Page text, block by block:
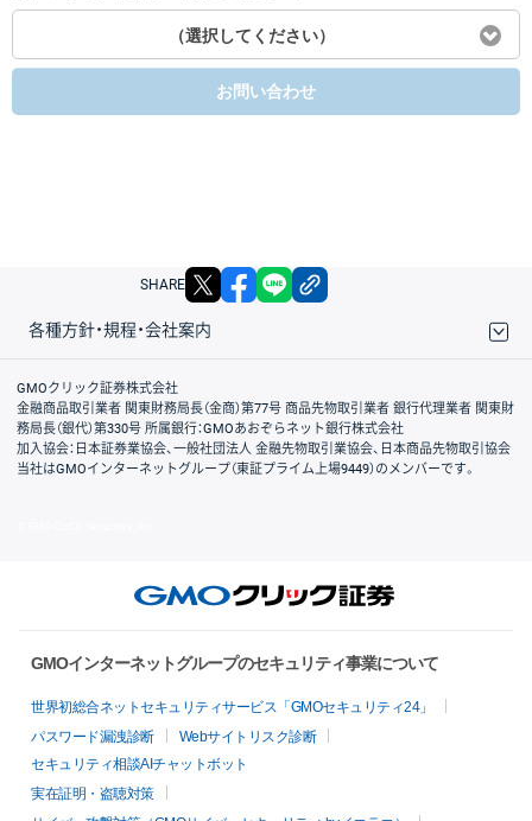
（選択してください）
お問い合わせ
SHARE X facebook
各種方針・規程・会社案内
取引規程・約款
サイトマップ
その他のご案内
個人情報保護方針
最良執行方針
サイトのご利用について
ディスクレイマー
信託保全
リスク説明
会社案内
GMOクリック証券株式会社
金融商品取引業者 関東財務局長（金商）第77号 商品先物取引業者 銀行代理業者 関東財
務局長（銀代）第330号 所属銀行：GMOあおぞらネット銀行株式会社
加入協会：日本証券業協会、一般社団法人 金融先物取引業協会、日本商品先物取引協会
当社はGMOインターネットグループ（東証プライム上場9449）のメンバーです。
GMOインターネットグループのセキュリティ事業について
世界初総合ネットセキュリティサービス「GMOセキュリティ24」
パスワード漏洩診断
Webサイトリスク診断
セキュリティ相談AIチャットボット
実在証明・盗聴対策